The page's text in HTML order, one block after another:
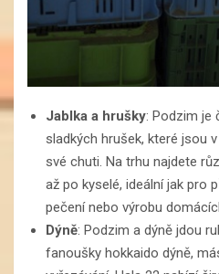
Jablka a hrušky: Podzim je
sladkých hrušek, které jsou
své chuti. Na trhu najdete
až po kyselé, ideální jak pro
pečení nebo výrobu
Dýně: Podzim a dýně jdou
fanoušky hokkaido dýně,